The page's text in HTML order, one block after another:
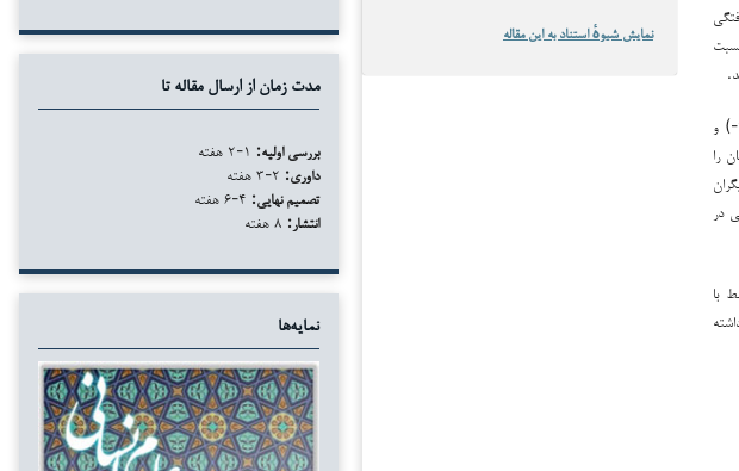
نسبت
نتایج نشان داد تجربه خشونت با ضریب (۲۰۷/۰) تمایزیافتگی با ضریب (۲۴۸/۰-) و
را
با دیگران
در
با
نمایش شیوهٔ استناد به این مقاله
مدت زمان از ارسال مقاله تا
بررسی اولیه:
داوری:
تصمیم نهایی:
انتشار:
نمایه‌ها